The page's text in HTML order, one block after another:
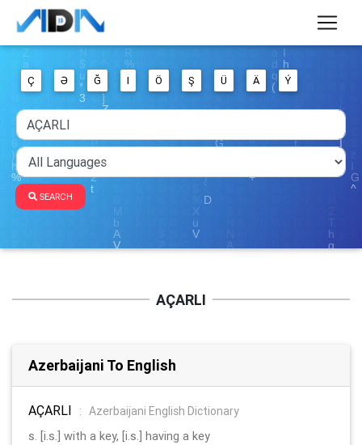
Ç Ə Ğ I Ö Ş Ü Ä Ý
SEARCH
AÇARLI
Azerbaijani To English
AÇARLI : Azerbaijani English Dictionary
s. [i.s.] with a key, [i.s.] having a key